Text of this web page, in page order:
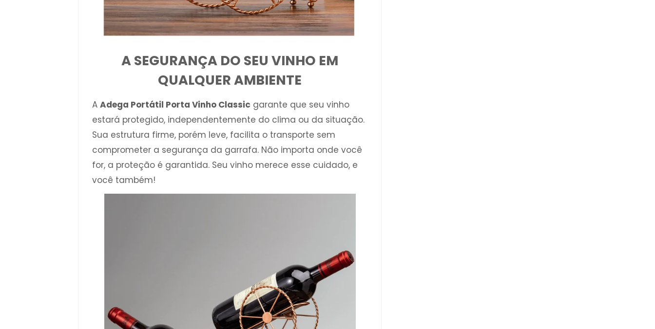
A SEGURANÇA DO SEU VINHO EM
QUALQUER AMBIENTE
AAdega Portátil Porta Vinho Classic garante que seu vinho
estará protegido, independentemente do clima ou da situação.
Sua estrutura firme, porém leve, facilita o transporte sem
comprometer a segurança da garrafa. Não importa onde você
for, a proteção é garantida. Seu vinho merece esse cuidado, e
você também!